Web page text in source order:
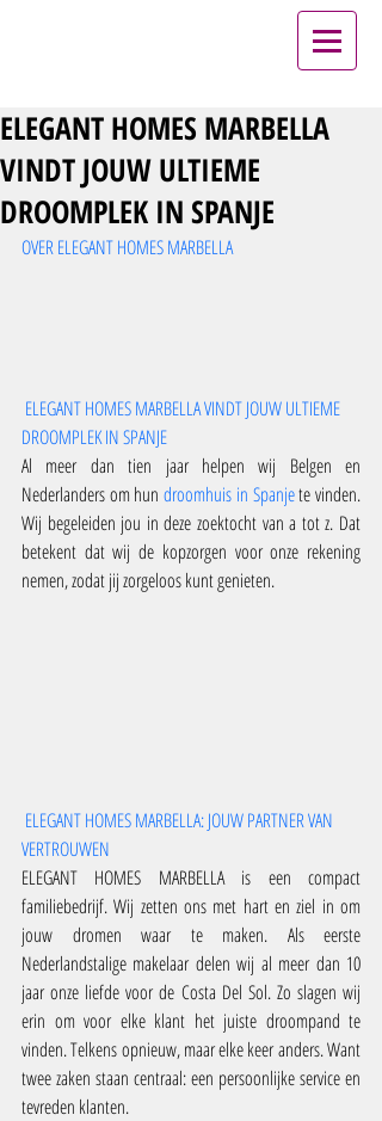
ELEGANT HOMES MARBELLA
VINDT JOUW ULTIEME
DROOMPLEK IN SPANJE
OVER ELEGANT HOMES MARBELLA
ELEGANT HOMES MARBELLA VINDT JOUW ULTIEME
DROOMPLEK IN SPANJE
Al meer dan tien jaar helpen wij Belgen en
Nederlanders om hun droomhuis in Spanje te vinden.
Wij begeleiden jou in deze zoektocht van a tot z. Dat
betekent dat wij de kopzorgen voor onze rekening
nemen, zodat jij zorgeloos kunt genieten.
ELEGANT HOMES MARBELLA: JOUW PARTNER VAN
VERTROUWEN
ELEGANT HOMES MARBELLA is een compact
familiebedrijf. Wij zetten ons met hart en ziel in om
jouw dromen waar te maken. Als eerste
Nederlandstalige makelaar delen wij al meer dan 10
jaar onze liefde voor de Costa Del Sol. Zo slagen wij
erin om voor elke klant het juiste droompand te
vinden. Telkens opnieuw, maar elke keer anders. Want
twee zaken staan centraal: een persoonlijke service en
tevreden klanten.